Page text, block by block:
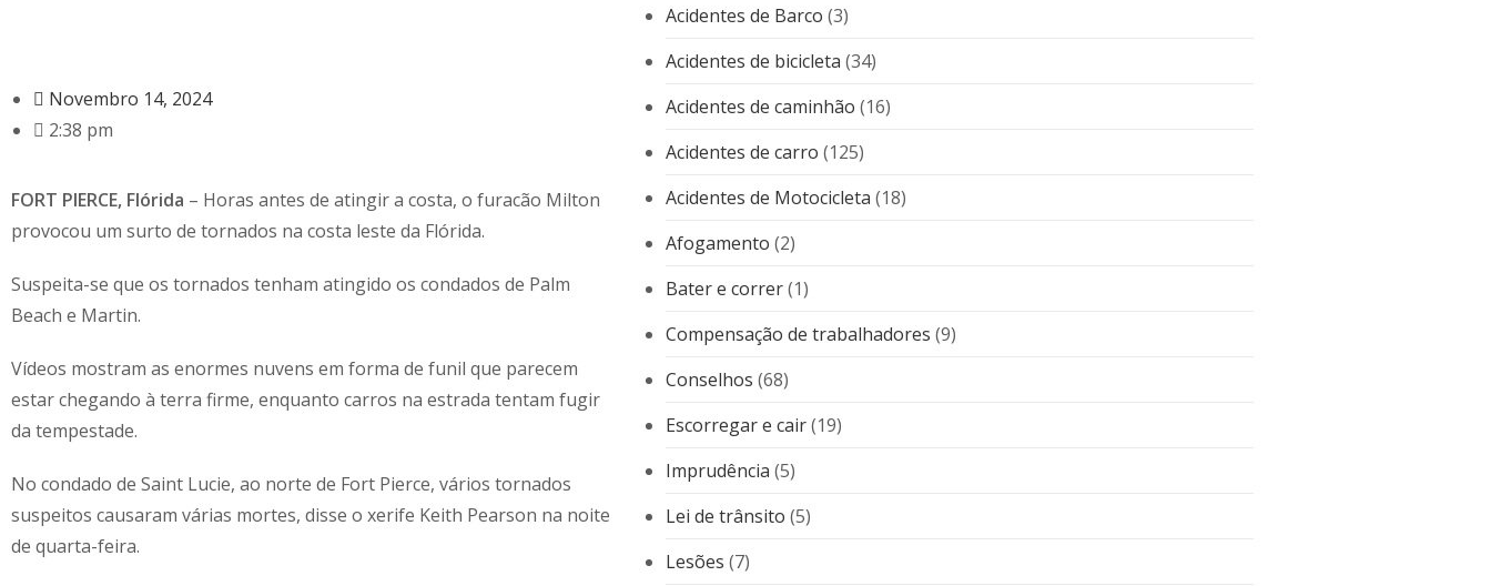
Novembro 14, 2024
2:38 pm
FORT PIERCE, Flórida – Horas antes de atingir a costa, o furacão Milton
provocou um surto de tornados na costa leste da Flórida.
Suspeita-se que os tornados tenham atingido os condados de Palm
Beach e Martin.
Vídeos mostram as enormes nuvens em forma de funil que parecem
estar chegando à terra firme, enquanto carros na estrada tentam fugir
da tempestade.
No condado de Saint Lucie, ao norte de Fort Pierce, vários tornados
suspeitos causaram várias mortes, disse o xerife Keith Pearson na noite
de quarta-feira.
Acidentes de Barco (3)
Acidentes de bicicleta (34)
Acidentes de caminhão (16)
Acidentes de carro (125)
Acidentes de Motocicleta (18)
Afogamento (2)
Bater e correr(1)
Compensação de trabalhadores (9)
Conselhos (68)
Escorregar e cair(19)
Imprudência (5)
Lei de trânsito (5)
Lesões (7)